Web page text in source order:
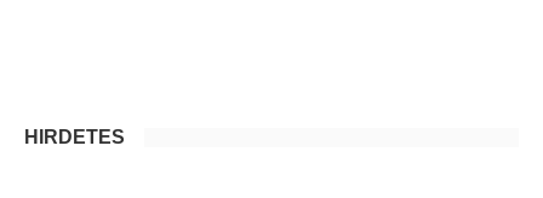
HIRDETÉS